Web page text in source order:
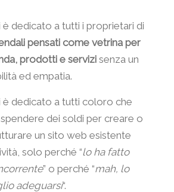
è dedicato a tutti i proprietari di
pensati come vetrina per
prodotti e servizisenza un
ed empatia.
è dedicato a tutti coloro che
dei soldi per creare o
un sito web esistente
solo perché “lo ha fatto
” o perché “mah, lo
adeguarsi“.